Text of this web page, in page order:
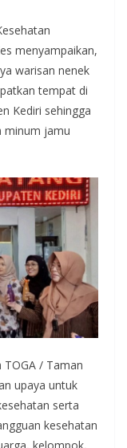
menyampaikan,
warisan nenek
tempat di
Kediri sehingga
minum jamu
TOGA / Taman
upaya untuk
serta
kesehatan